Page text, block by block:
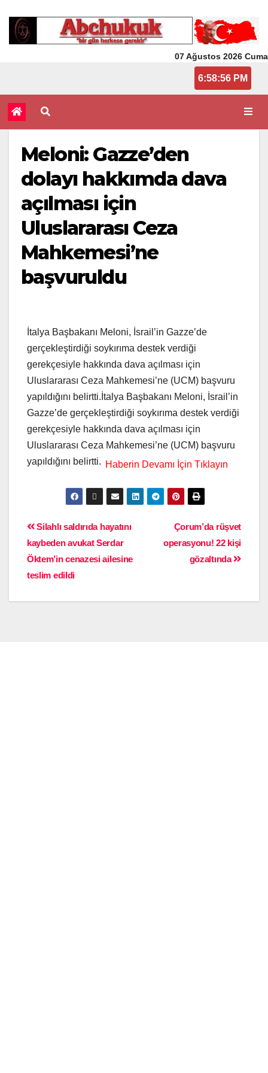
07 Ağustos 2026 Cuma
6:58:56 PM
Meloni: Gazze’den
dolayı hakkımda dava
açılması için
Uluslararası Ceza
Mahkemesi’ne
başvuruldu
İtalya Başbakanı Meloni, İsrail’in Gazze’de
gerçekleştirdiği soykırıma destek verdiği
gerekçesiyle hakkında dava açılması için
Uluslararası Ceza Mahkemesi’ne (UCM) başvuru
yapıldığını belirtti.İtalya Başbakanı Meloni, İsrail’in
Gazze’de gerçekleştirdiği soykırıma destek verdiği
gerekçesiyle hakkında dava açılması için
Uluslararası Ceza Mahkemesi’ne (UCM) başvuru
yapıldığını belirtti.
Çorum’da rüşvet
operasyonu! 22 kişi
gözaltında
Silahlı saldırıda hayatını
kaybeden avukat Serdar
Öktem’in cenazesi ailesine
teslim edildi